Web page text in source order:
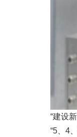
“建设
“5、4